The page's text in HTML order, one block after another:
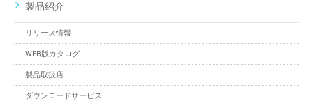
製品紹介
リリース情報
WEB版カタログ
製品取扱店
ダウンロードサービス